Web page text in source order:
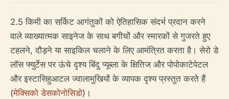
2.5 किमी का सर्किट आगंतुकों को ऐतिहासिक संदर्भ प्रदान करने
वाले व्याख्यात्मक साइनेज के साथ बगीचों और स्मारकों से गुजरते हुए
टहलने, दौड़ने या साइकिल चलाने के लिए आमंत्रित करता है। सेरो डे
लॉस फ्युर्टेस पर ऊंचे दृश्य बिंदु प्यूब्ला के क्षितिज और पोपोकाटेपेटल
और इस्टासिहुआटल ज्वालामुखियों के व्यापक दृश्य प्रस्तुत करते हैं
(मेक्सिको डेसकोनोसिडो)।